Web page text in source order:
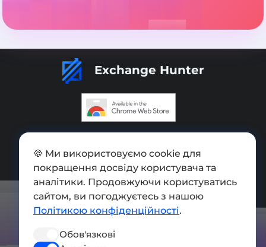
Exchange Hunter
Мапа сайту
Press kit
Умови використання
🍪 Ми використовуємо cookie для
покращення досвіду користувача та
аналітики. Продовжуючи користуватись
сайтом, ви погоджуєтесь з нашою
Політикою конфіденційності.
Обов'язкові